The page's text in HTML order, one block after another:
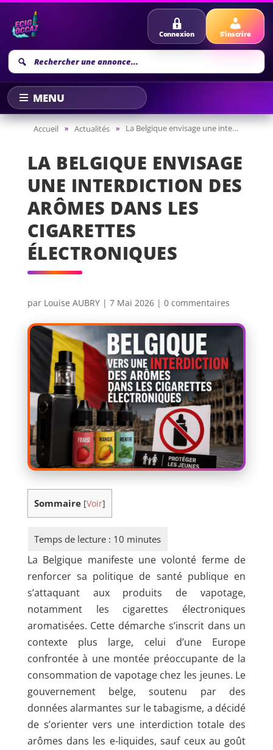
Recherche
annonce
Connexion S'inscrire
Accueil » Actualités » La Belgique envisage une interdiction des arômes dans les cigarettes électroniques
LA BELGIQUE ENVISAGE
UNE INTERDICTION DES
ARÔMES DANS LES
CIGARETTES
ÉLECTRONIQUES
par Louise AUBRY| 7 Mai 2026| 0 commentaires
Sommaire [Voir]
La Belgique manifeste une volonté ferme de
renforcer sa politique de santé publique en
s’attaquant aux produits de vapotage,
notamment les cigarettes électroniques
aromatisées. Cette démarche s’inscrit dans un
contexte plus large, celui d’une Europe
confrontée à une montée préoccupante de la
consommation de vapotage chez les jeunes. Le
gouvernement belge, soutenu par des
données alarmantes sur le tabagisme, a décidé
de s’orienter vers une interdiction totale des
arômes dans les e-liquides, sauf ceux au goût